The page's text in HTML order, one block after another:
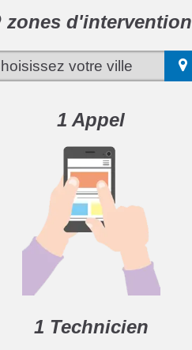
zones d'intervention
1 Appel
1 Technicien